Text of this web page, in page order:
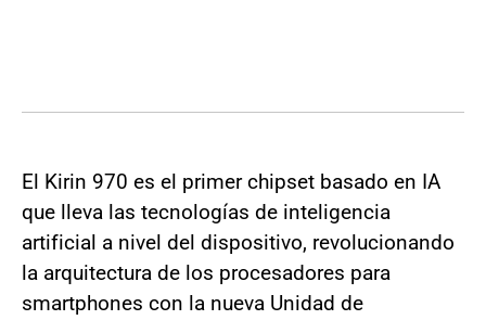
El Kirin 970 es el primer chipset basado en IA
que lleva las tecnologías de inteligencia
artificial a nivel del dispositivo, revolucionando
la arquitectura de los procesadores para
smartphones con la nueva Unidad de